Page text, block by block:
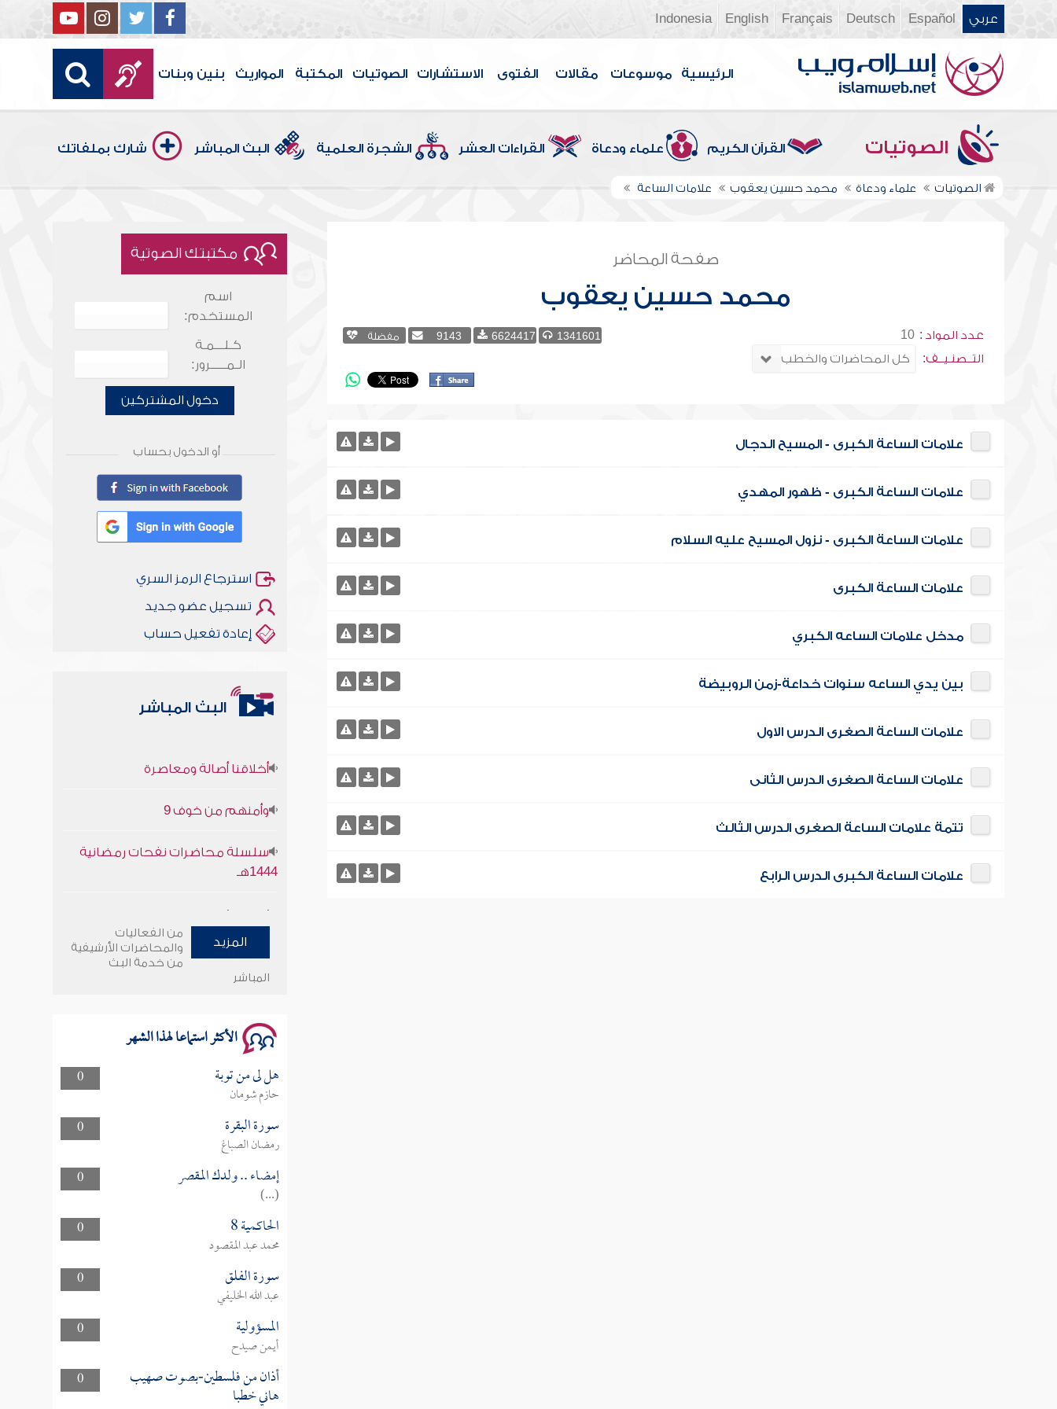
عربي Español
Deutsch
Français
English
Indonesia
الرئيسية موسوعات مقالات الفتوى الاستشارات الصوتيات المكتبة المواريث بنين وبنات
الصوتيات القرآن الكريم علماء ودعاة القراءات العشر الشجرة العلمية البث المباشر شارك بملفاتك
الصوتيات علماء ودعاة محمد حسين يعقوب علامات الساعة
صفحة المحاضر
محمد حسين يعقوب
عدد المواد : 10
التــصنـيــف:
1341601
6624417
9143 مفضلة
علامات الساعة الكبرى - المسيح الدجال
علامات الساعة الكبرى - ظهور المهدي
علامات الساعة الكبرى - نزول المسيح عليه السلام
علامات الساعة الكبرى
مدخل علامات الساعه الكبري
بين يدي الساعه سنوات خداعة-زمن الروبيضة
علامات الساعة الصغرى الدرس الاول
علامات الساعة الصغرى الدرس الثانى
تتمة علامات الساعة الصغرى الدرس الثالث
علامات الساعة الكبرى الدرس الرابع
مكتبتك الصوتية
اسم
المستخدم:
كـلـــمـة
الـمـــــرور:
دخول المشتركين
أو الدخول بحساب
استرجاع الرمز السري
تسجيل عضو جديد
إعادة تفعيل حساب
البث المباشر
1444هـ
وأمنهم من خوف 9
سلسلة محاضرات نفحات رمضانية
المزيد
من الفعاليات
والمحاضرات الأرشيفية
من خدمة البث
المباشر
الأكثر استماعا لهذا الشهر
0 هل لى من توبة
حازم شومان
0
سورة البقرة
رمضان الصباغ
0
إمضاء .. ولدك المقصر
(...)
0
الحاكمية 8
محمد عبد المقصود
0
سورة الفلق
عبد الله الخليفي
0
المسؤولية
أيمن صيدح
0
أذان من فلسطين-بصوت صهيب
هاني خطبا